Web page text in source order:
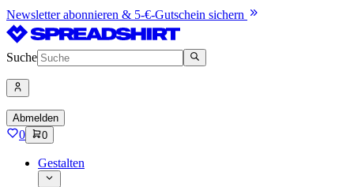
Newsletter abonnieren & 5-€-Gutschein sichern
Suche
Abmelden
0 0
Gestalten